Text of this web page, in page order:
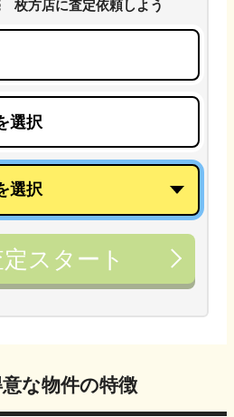
枚方店に査定依頼しよう
スタート
な物件の特徴